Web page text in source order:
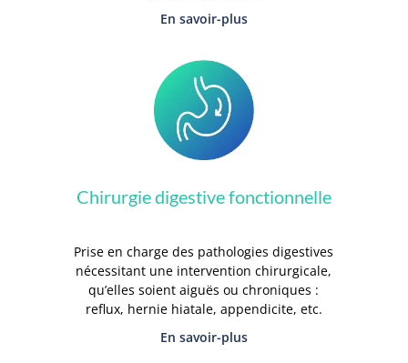
En savoir-plus
Chirurgie digestive fonctionnelle
Prise en charge des pathologies digestives
nécessitant une intervention chirurgicale,
qu’elles soient aiguës ou chroniques :
reflux, hernie hiatale, appendicite, etc.
En savoir-plus